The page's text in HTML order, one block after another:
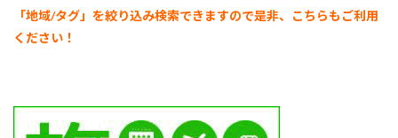
「地域/タグ」を絞り込み検索できますので是非、こちらもご利用
ください！